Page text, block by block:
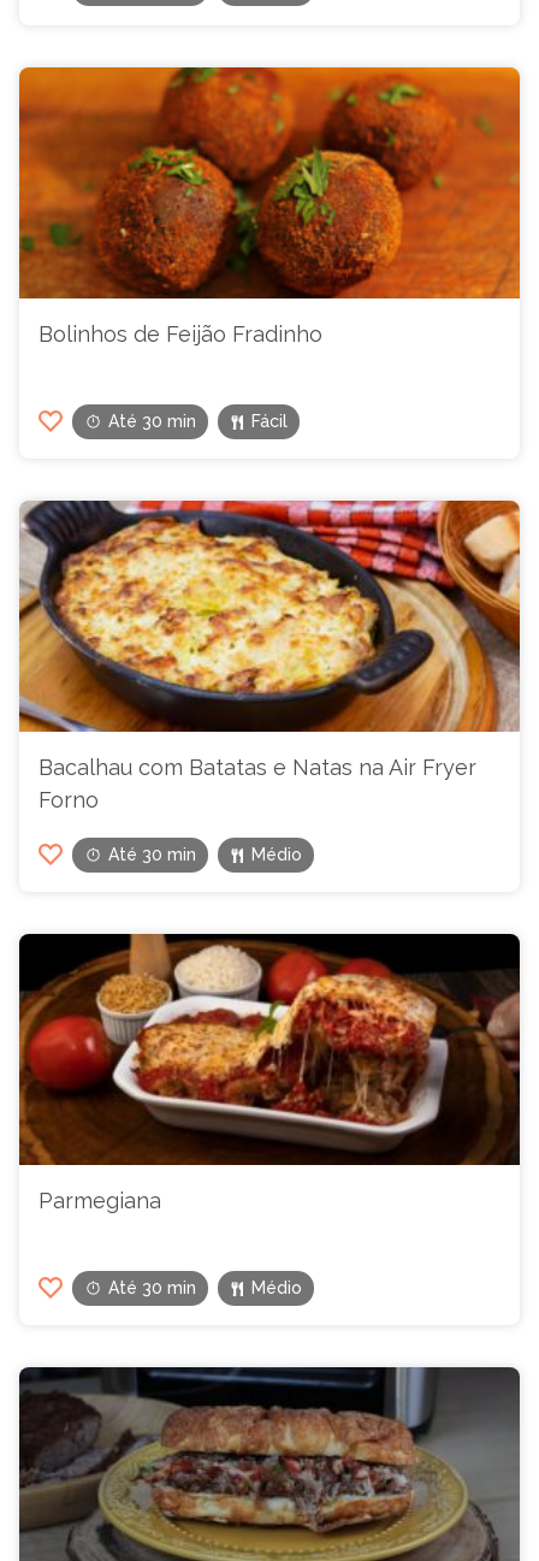
Bolinhos de Feijão Fradinho
Até 30 min Fácil
Bacalhau com Batatas e Natas na Air Fryer
Forno
Até 30 min Médio
Parmegiana
Até 30 min Médio